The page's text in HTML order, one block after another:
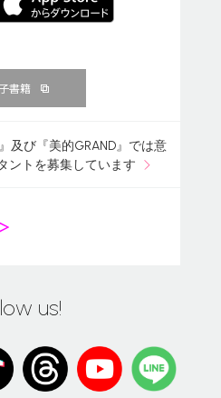
書籍
及び『美的GRAND』では意
ントを募集しています
us!